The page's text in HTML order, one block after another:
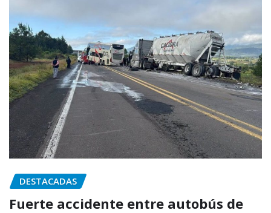
DESTACADAS
Fuerte accidente entre autobús de